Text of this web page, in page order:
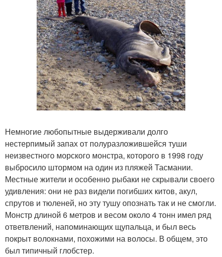
Немногие любопытные выдерживали долго
нестерпимый запах от полуразложившейся туши
неизвестного морского монстра, которого в 1998 году
выбросило штормом на один из пляжей Тасмании.
Местные жители и особенно рыбаки не скрывали своего
удивления: они не раз видели погибших китов, акул,
спрутов и тюленей, но эту тушу опознать так и не смогли.
Монстр длиной 6 метров и весом около 4 тонн имел ряд
ответвлений, напоминающих щупальца, и был весь
покрыт волокнами, похожими на волосы. В общем, это
был типичный глобстер.